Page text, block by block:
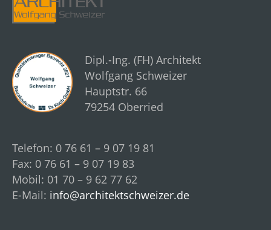
Dipl.-Ing. (FH) Architekt
Wolfgang Schweizer
Hauptstr. 66
79254 Oberried
Telefon: 0 76 61 – 9 07 19 81
Fax: 0 76 61 – 9 07 19 83
Mobil: 01 70 – 9 62 77 62
E-Mail: info@architektschweizer.de